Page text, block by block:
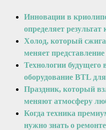
Инновации в
определяет
Холод, который
меняет
Технологии
оборудование BTL
Праздник, который
меняют атмосферу
Когда техника
нужно знать о